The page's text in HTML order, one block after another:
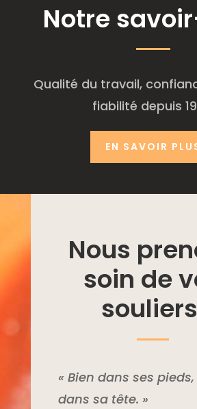
Notre
Qualité du travail,
fiabilité depuis
EN SAVOIR
Nous
soin de
« Bien dans ses
dans sa tête. »